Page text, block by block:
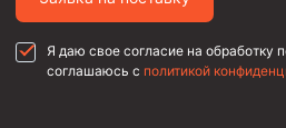
Я даю свое согласие на обработку
соглашаюсь с политикой